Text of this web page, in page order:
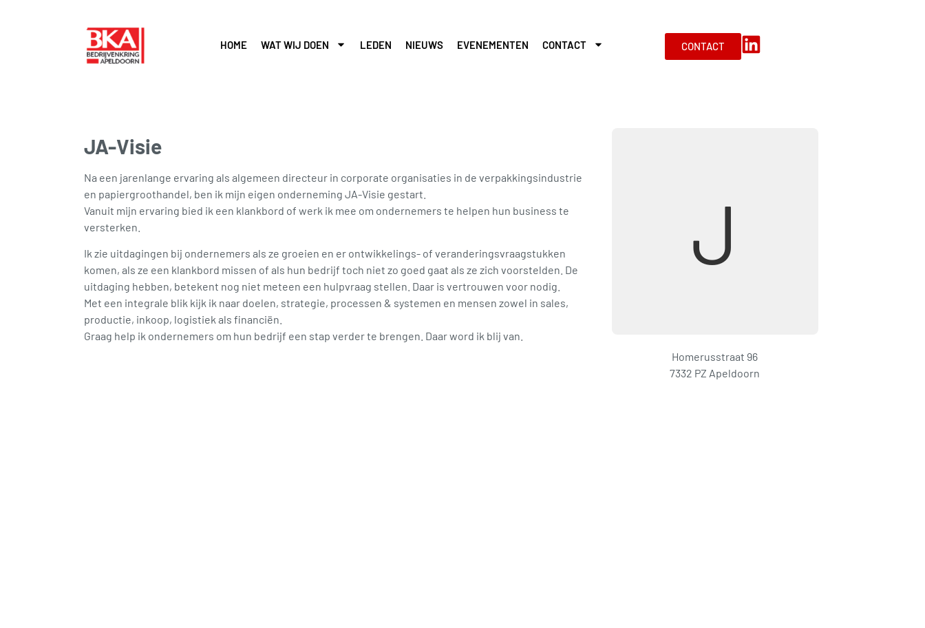
HOME WAT WIJ DOEN LEDEN NIEUWS EVENEMENTEN CONTACT CONTACT
JA-Visie
Na een jarenlange ervaring als algemeen directeur in corporate organisaties in de verpakkingsindustrie
en papiergroothandel, ben ik mijn eigen onderneming JA-Visie gestart.
Vanuit mijn ervaring bied ik een klankbord of werk ik mee om ondernemers te helpen hun business te
versterken.
Ik zie uitdagingen bij ondernemers als ze groeien en er ontwikkelings- of veranderingsvraagstukken
komen, als ze een klankbord missen of als hun bedrijf toch niet zo goed gaat als ze zich voorstelden. De
uitdaging hebben, betekent nog niet meteen een hulpvraag stellen. Daar is vertrouwen voor nodig.
Met een integrale blik kijk ik naar doelen, strategie, processen & systemen en mensen zowel in sales,
productie, inkoop, logistiek als financiën.
Graag help ik ondernemers om hun bedrijf een stap verder te brengen. Daar word ik blij van.
J
Homerusstraat 96
7332 PZ Apeldoorn